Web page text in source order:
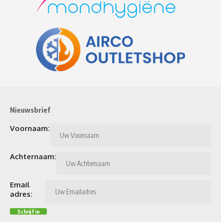
Nieuwsbrief
Voornaam:
Achternaam:
Email
adres: